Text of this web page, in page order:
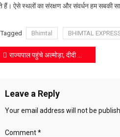
हैं। ऐसे स्थलों का संरक्षण और संवर्धन हम सबकी
Tagged Bhimtal BHIMTAL
राज्यपाल पहुंचे अल्मोड़ा, दीदी की रसोई का किया शुभारंभ
Leave a Reply
Your email address will not be
Comment*